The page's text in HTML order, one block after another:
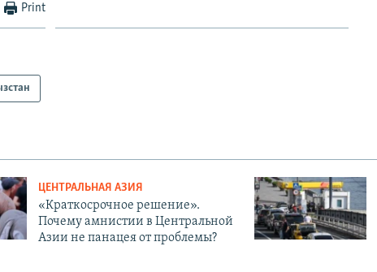
Print
ЦЕНТРАЛЬНАЯ АЗИЯ
«Краткосрочное решение».
Почему амнистии в Центральной
Азии не панацея от проблемы?